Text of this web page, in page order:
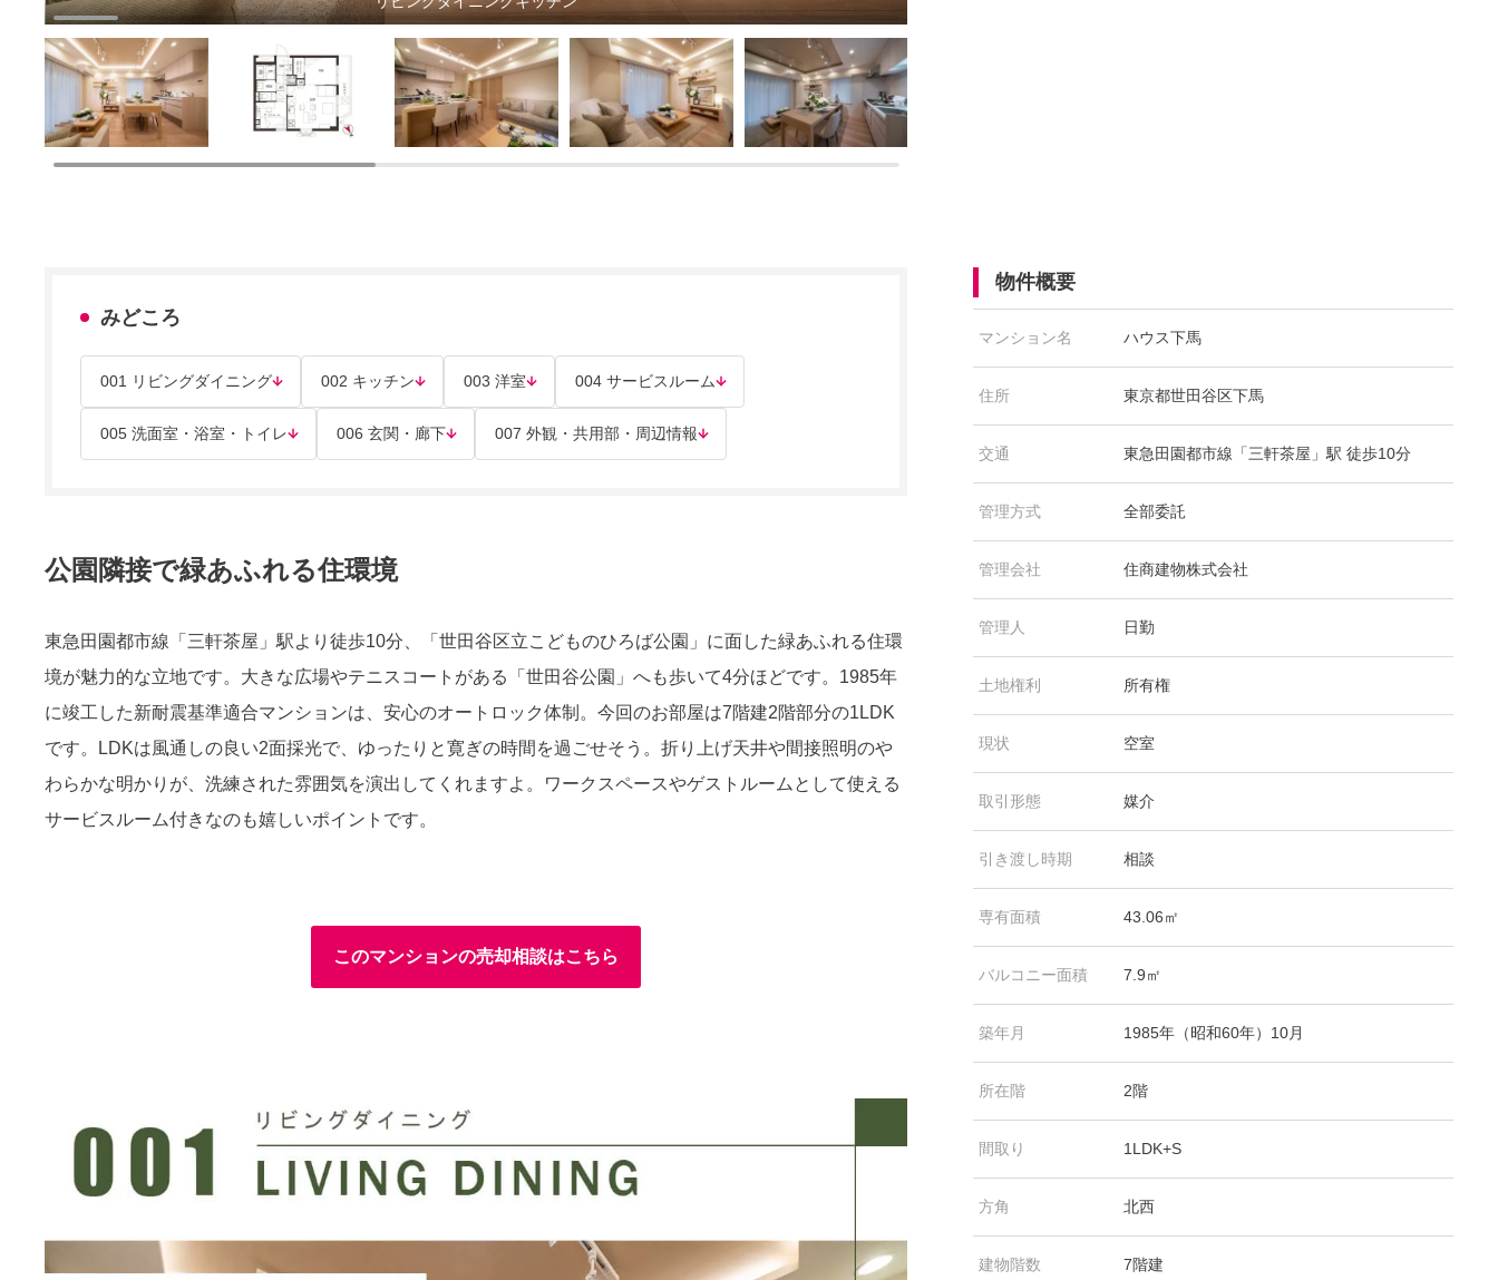
みどころ
001 リビングダイニング 002 キッチン 003 洋室 004 サービスルーム
005 洗面室・浴室・トイレ 006 玄関・廊下 007 外観・共用部・周辺情報
公園隣接で緑あふれる住環境
東急田園都市線「三軒茶屋」駅より徒歩10分、「世田谷区立こどものひろば公園」に面した緑あふれる住環
境が魅力的な立地です。大きな広場やテニスコートがある「世田谷公園」へも歩いて4分ほどです。1985年
に竣工した新耐震基準適合マンションは、安心のオートロック体制。今回のお部屋は7階建2階部分の1LDK
です。LDKは風通しの良い2面採光で、ゆったりと寛ぎの時間を過ごせそう。折り上げ天井や間接照明のや
わらかな明かりが、洗練された雰囲気を演出してくれますよ。ワークスペースやゲストルームとして使える
サービスルーム付きなのも嬉しいポイントです。
このマンションの売却相談はこちら
物件概要
マンション名 ハウス下馬
住所 東京都世田谷区下馬
交通 東急田園都市線「三軒茶屋」駅 徒歩10分
管理方式 全部委託
管理会社 住商建物株式会社
管理人 日勤
土地権利 所有権
現状 空室
取引形態 媒介
引き渡し時期 相談
専有面積 43.06㎡
バルコニー面積 7.9㎡
築年月 1985年（昭和60年）10月
所在階 2階
間取り 1LDK+S
方角 北西
建物階数 7階建